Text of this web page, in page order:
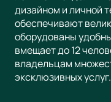
дизайном и личной
обеспечивают
оборудованы
вмещает до 12
владельцам
эксклюзивных услуг.